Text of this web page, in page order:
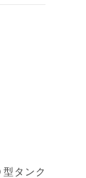
タンク